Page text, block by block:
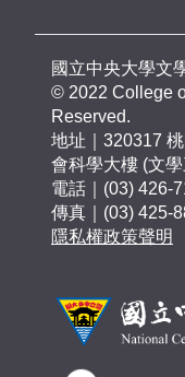
國立中央大學文
© 2022 College
Reserved.
地址｜320317
會科學大樓 (文
電話｜(03) 426-
傳真｜(03) 425-
隱私權政策聲明